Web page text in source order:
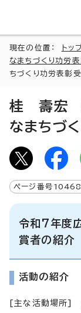
現在の位置： トッ
なまちづくり功労
ちづくり功労表彰受
桂 壽宏
なまちづ
ページ番号
令和7年度
賞者の紹介
活動の紹介
[主な活動場所]